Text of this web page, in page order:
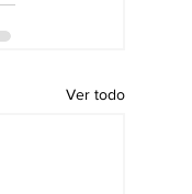
Ver todo